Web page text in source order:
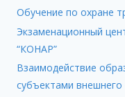
Обучение по охране
Экзаменационный
“КОНАР”
Взаимодействие
субъектами